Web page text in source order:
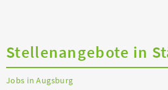
Stellenangebote in
Jobs in Augsburg